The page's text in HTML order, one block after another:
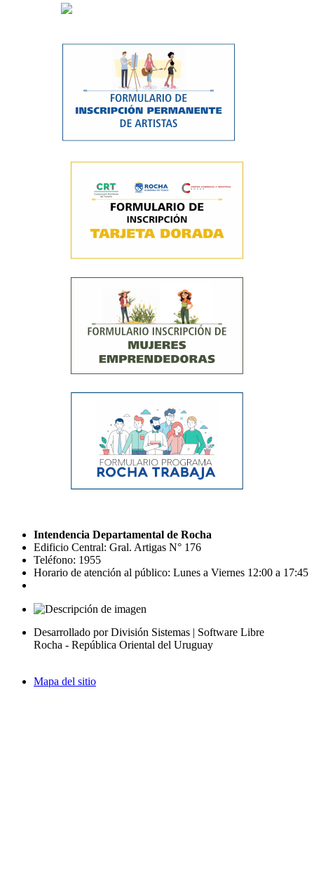
Intendencia Departamental de Rocha
Edificio Central: Gral. Artigas N° 176
Teléfono: 1955
Horario de atención al público: Lunes a Viernes 12:00 a 17:45
Desarrollado por División Sistemas | Software Libre
Rocha - República Oriental del Uruguay
Mapa del sitio